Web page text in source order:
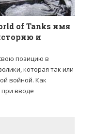
of Tanks имя
и
позицию в
которая так или
войной. Как
вводе